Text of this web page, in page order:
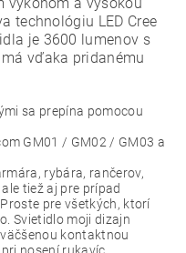
výkonom a vysokou
technológiu LED Cree
je 3600 lumenov s
vďaka pridanému
sa prepína pomocou
GM01 / GM02 / GM03 a
rybára, rančerov,
tiež aj pre prípad
pre všetkých, ktorí
Svietidlo moji dizajn
kontaktnou